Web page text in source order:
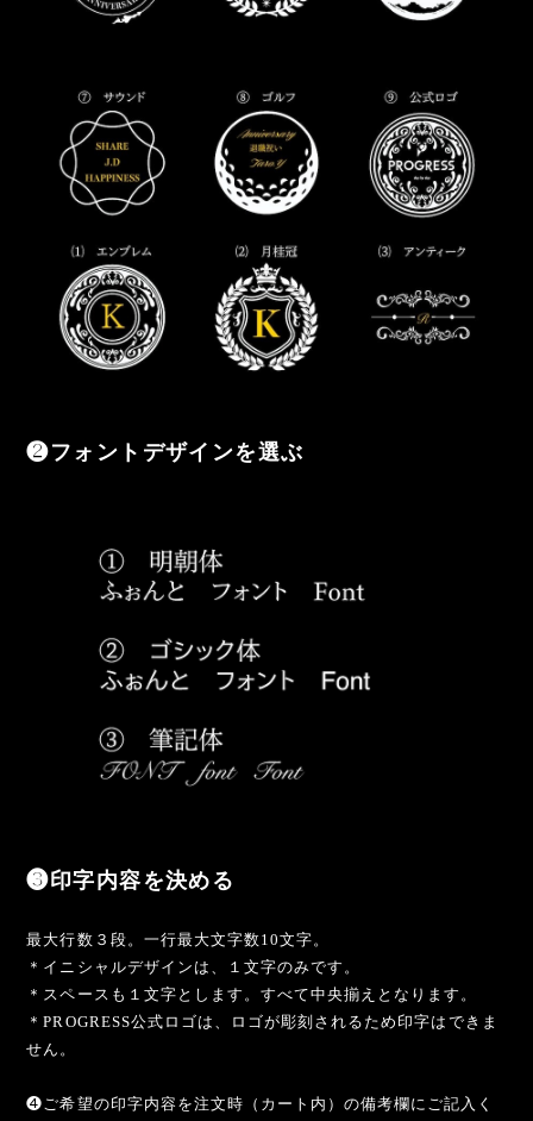
❷フォントデザインを選ぶ
❸印字内容を決める
最大行数３段。一行最大文字数10文字。
＊イニシャルデザインは、１文字のみです。
＊スペースも１文字とします。すべて中央揃えとなります。
＊PROGRESS公式ロゴは、ロゴが彫刻されるため印字はできま
せん。
❹ご希望の印字内容を注文時（カート内）の備考欄にご記入く